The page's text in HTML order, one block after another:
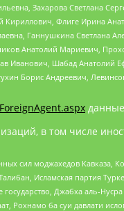
Захарова Светлана
Флиге Ирина
Ганнушкина Светлана
Анатолий Мариевич,
Иванович, Шабад Анатолий
Борис Андреевич,
в том числе
сил моджахедов Кавказа,
Исламская партия
государство, Джабха аль-
Рохнамо ба суи давлати